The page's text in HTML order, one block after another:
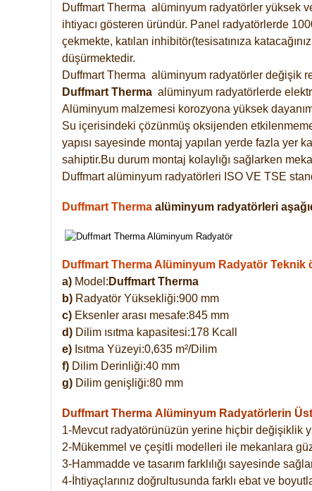
Duffmart Therma alüminyum radyatörler yüksek
ihtiyacı gösteren üründür. Panel radyatörlerde
çekmekte, katılan inhibitör(tesisatınıza
düşürmektedir.
Duffmart Therma alüminyum radyatörler değişik
Duffmart Therma alüminyum radyatörlerde
Alüminyum malzemesi korozyona yüksek
Su içerisindeki çözünmüş oksijenden
yapısı sayesinde montaj yapılan yerde fazla yer
sahiptir.Bu durum montaj kolaylığı sağlarken
Duffmart alüminyum radyatörleri ISO VE TSE
Duffmart Therma alüminyum radyatörleri
Duffmart Therma Alüminyum Radyatör Teknik
a) Model: Duffmart Therma
b) Radyatör Yüksekliği:900 mm
c) Eksenler arası mesafe:845 mm
d) Dilim ısıtma kapasitesi:178 Kcall
e) Isıtma Yüzeyi:0,635 m²/Dilim
f) Dilim Derinliği:40 mm
g) Dilim genişliği:80 mm
Duffmart Therma Alüminyum Radyatörlerin
1-Mevcut radyatörünüzün yerine hiçbir değişiklik
2-Mükemmel ve çeşitli modelleri ile mekanlara
3-Hammadde ve tasarım farklılığı sayesinde
4-İhtiyaçlarınız doğrultusunda farklı ebat ve